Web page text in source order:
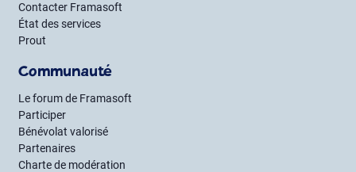
Contacter Framasoft
État des services
Prout
Communauté
Le forum de Framasoft
Participer
Bénévolat valorisé
Partenaires
Charte de modération